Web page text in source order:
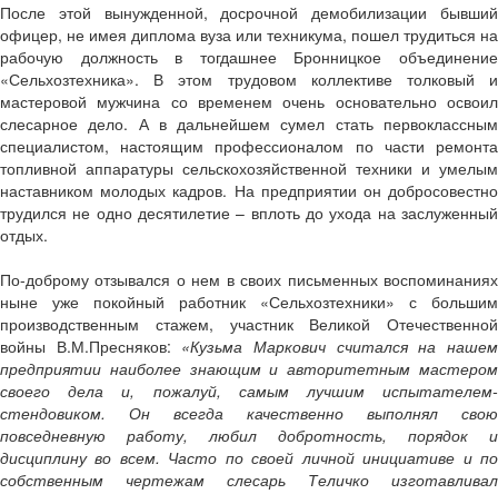
После этой вынужденной, досрочной демобилизации бывший
офицер, не имея диплома вуза или техникума, пошел трудиться на
рабочую должность в тогдашнее Бронницкое объединение
«Сельхозтехника». В этом трудовом коллективе толковый и
мастеровой мужчина со временем очень основательно освоил
слесарное дело. А в дальнейшем сумел стать первоклассным
специалистом, настоящим профессионалом по части ремонта
топливной аппаратуры сельскохозяйственной техники и умелым
наставником молодых кадров. На предприятии он добросовестно
трудился не одно десятилетие – вплоть до ухода на заслуженный
отдых.
По-доброму отзывался о нем в своих письменных воспоминаниях
ныне уже покойный работник «Сельхозтехники» с большим
производственным стажем, участник Великой Отечественной
войны В.М.Пресняков: «Кузьма Маркович считался на нашем
предприятии наиболее знающим и авторитетным мастером
своего дела и, пожалуй, самым лучшим испытателем-
стендовиком. Он всегда качественно выполнял свою
повседневную работу, любил добротность, порядок и
дисциплину во всем. Часто по своей личной инициативе и по
собственным чертежам слесарь Теличко изготавливал